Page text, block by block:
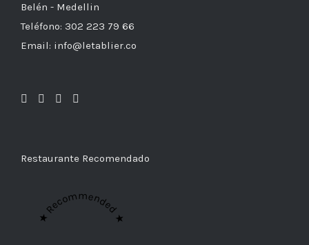
Belén - Medellin
Teléfono: 302 223 79 66
Email: info@letablier.co
Restaurante Recomendado
★ Recommended ★